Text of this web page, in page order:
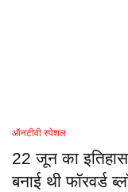
ऑनटीवी स्पेशल
22 जून का
बनाई थी फॉरवर्ड